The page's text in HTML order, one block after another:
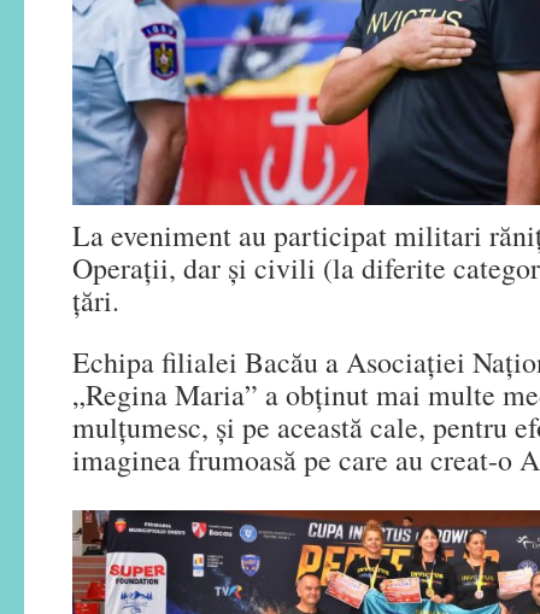
La eveniment au participat militari
Operații, dar și civili (la diferite
țări.
Echipa filialei Bacău a Asociației
„Regina Maria” a obținut mai multe
mulțumesc, și pe această cale, pentru
imaginea frumoasă pe care au creat-o